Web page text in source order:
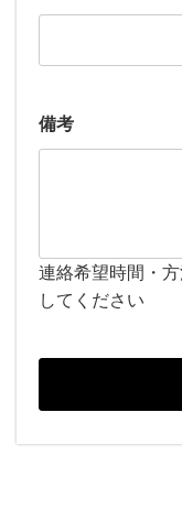
備考
連絡希望時間・
してください